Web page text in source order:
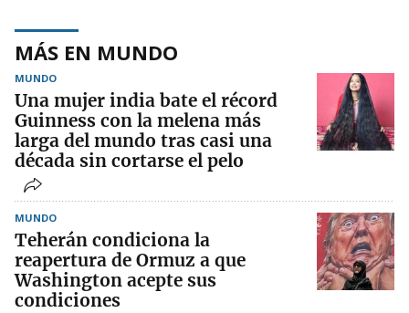
MÁS EN MUNDO
MUNDO
Una mujer india bate el récord
Guinness con la melena más
larga del mundo tras casi una
década sin cortarse el pelo
MUNDO
Teherán condiciona la
reapertura de Ormuz a que
Washington acepte sus
condiciones